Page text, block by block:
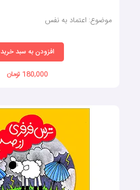
موضوع: اعتماد به نفس
افزودن به سبد خرید
180,000 تومان